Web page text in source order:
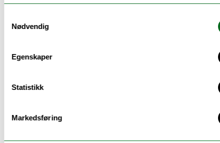
Nødvendig
Egenskaper
Statistikk
Markedsføring
Mandag 8. juni:
Tirsdag 9. juni:
Blant deltakerne er
Ine Eriksen Søreide, partileder i